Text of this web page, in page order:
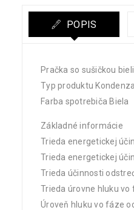
POPIS
Pračka so sušičkou
Typ produktu
Farba spotrebiča Biela
Základné informácie
Trieda energetickej
Trieda energetickej
Trieda účinnosti
Trieda úrovne hluku
Úroveň hluku vo fáze